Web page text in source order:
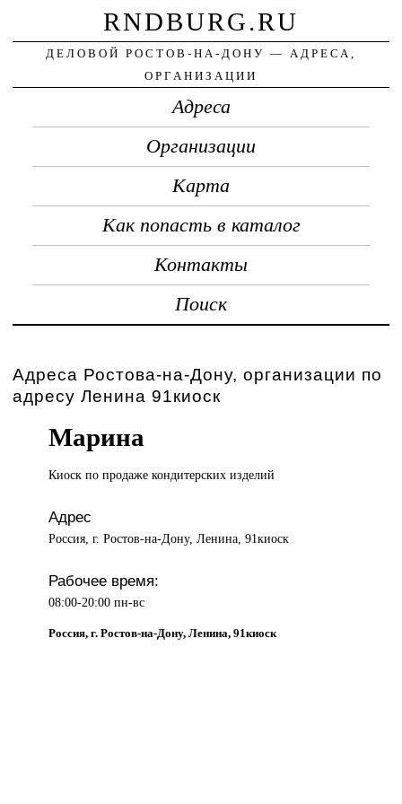
RNDBURG.RU
ДЕЛОВОЙ РОСТОВ-НА-ДОНУ — АДРЕСА,
ОРГАНИЗАЦИИ
Адреса
Организации
Карта
Как попасть в каталог
Контакты
Поиск
Адреса Ростова-на-Дону, организации по
адресу Ленина 91киоск
Марина
Киоск попродаже кондитерских изделий
Адрес
Россия, г. Ростов-на-Дону, Ленина, 91киоск
Рабочее время:
08:00-20:00 пн-вс
Россия, г. Ростов-на-Дону, Ленина, 91киоск